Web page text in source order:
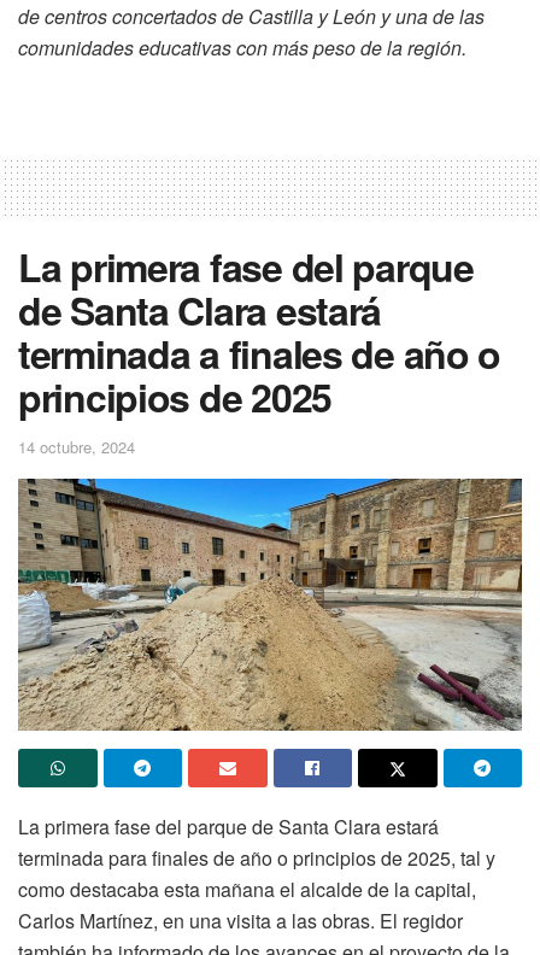
de centros concertados de Castilla y León y una de las
comunidades educativas con más peso de la región.
La primera fase del parque
de Santa Clara estará
terminada a finales de año o
principios de 2025
14 octubre, 2024
La primera fase del parque de Santa Clara estará
terminada para finales de año o principios de 2025, tal y
como destacaba esta mañana el alcalde de la capital,
Carlos Martínez, en una visita a las obras. El regidor